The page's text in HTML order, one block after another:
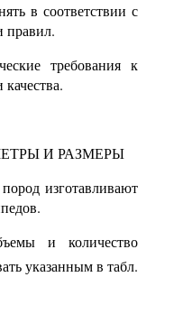
в соответствии с
правил.
требования к
И РАЗМЕРЫ
изготавливают
и количество
указанным в табл.